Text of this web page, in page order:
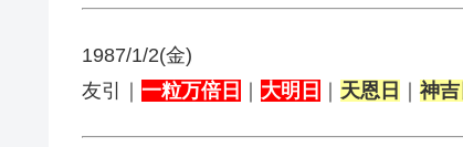
1987/1/2(金)
友引｜ 一粒万倍日 大明日 天恩日 神吉